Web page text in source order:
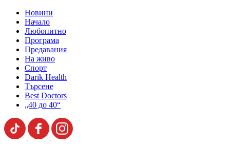
Новини
Начало
Любопитно
Програма
Предавания
На живо
Спорт
Darik Health
Търсене
Best Doctors
„40 до 40“